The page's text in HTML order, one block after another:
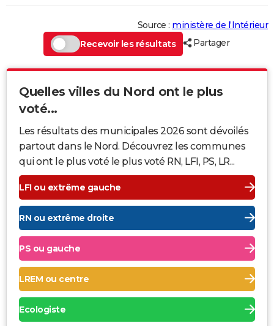
Source : ministère de l’Intérieur
Recevoir les résultats
Partager
Quelles villes du Nord ont le plus
voté...
Les résultats des municipales 2026 sont dévoilés
partout dans le Nord. Découvrez les communes
qui ont le plus voté le plus voté RN, LFI, PS, LR...
LFI ou extrême gauche
RN ou extrême droite
PS ou gauche
LREM ou centre
Ecologiste